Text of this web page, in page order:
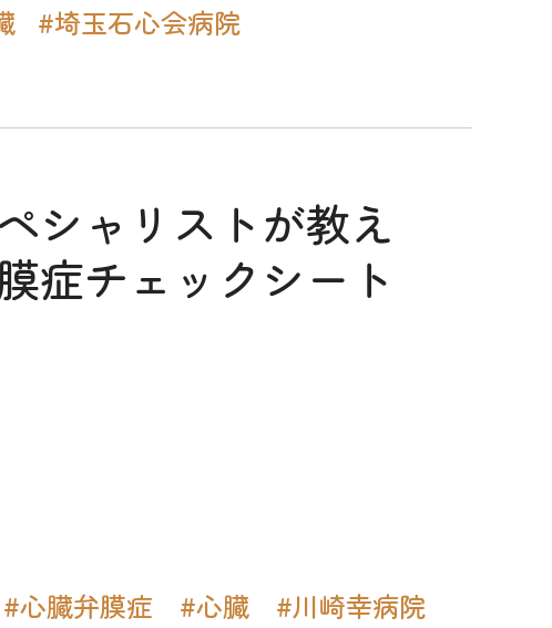
#埼玉石心会病院
シャリストが教え
症チェックシート
#心臓弁膜症 #心臓 #川崎幸病院